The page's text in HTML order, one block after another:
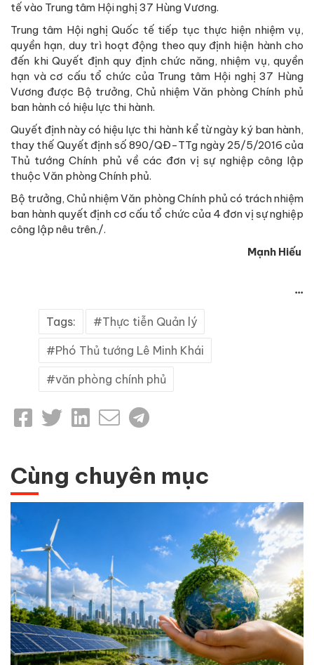
tế vào Trung tâm Hội nghị 37 Hùng Vương.
Trung tâm Hội nghị Quốc tế tiếp tục thực hiện nhiệm vụ,
quyền hạn, duy trì hoạt động theo quy định hiện hành cho
đến khi Quyết định quy định chức năng, nhiệm vụ, quyền
hạn và cơ cấu tổ chức của Trung tâm Hội nghị 37 Hùng
Vương được Bộ trưởng, Chủ nhiệm Văn phòng Chính phủ
ban hành có hiệu lực thi hành.
Quyết định này có hiệu lực thi hành kể từ ngày ký ban hành,
thay thế Quyết định số 890/QĐ-TTg ngày 25/5/2016 của
Thủ tướng Chính phủ về các đơn vị sự nghiệp công lập
thuộc Văn phòng Chính phủ.
Bộ trưởng, Chủ nhiệm Văn phòng Chính phủ có trách nhiệm
ban hành quyết định cơ cấu tổ chức của 4 đơn vị sự nghiệp
công lập nêu trên./.
Mạnh Hiếu
...
Tags: Thực tiễn Quản lý
Phó Thủ tướng Lê Minh Khái
văn phòng chính phủ
Cùng chuyên mục